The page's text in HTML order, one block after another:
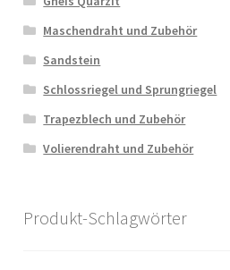
Maschendraht und Zubehör
Sandstein
Schlossriegel und Sprungriegel
Trapezblech und Zubehör
Volierendraht und Zubehör
Produkt-Schlagwörter